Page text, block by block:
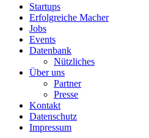
Startups
Erfolgreiche Macher
Jobs
Events
Datenbank
Nützliches
Über uns
Partner
Presse
Kontakt
Datenschutz
Impressum